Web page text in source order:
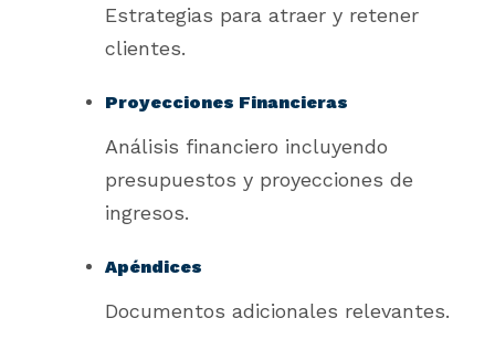
Estrategias para atraer y retener
clientes.
Proyecciones Financieras
Análisis financiero incluyendo
presupuestos y proyecciones de
ingresos.
Apéndices
Documentos adicionales relevantes.